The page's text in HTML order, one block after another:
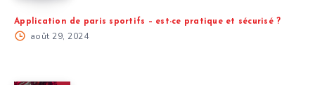
Application de paris sportifs – est-ce pratique et sécurisé ?
août 29, 2024